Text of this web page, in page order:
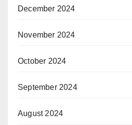
December 2024
November 2024
October 2024
September 2024
August 2024